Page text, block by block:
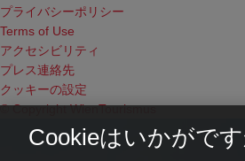
プライバシーポリシー
Terms of Use
アクセシビリティ
プレス連絡先
クッキーの設定
© Copyright WienTourismus
Cookieはいかがです